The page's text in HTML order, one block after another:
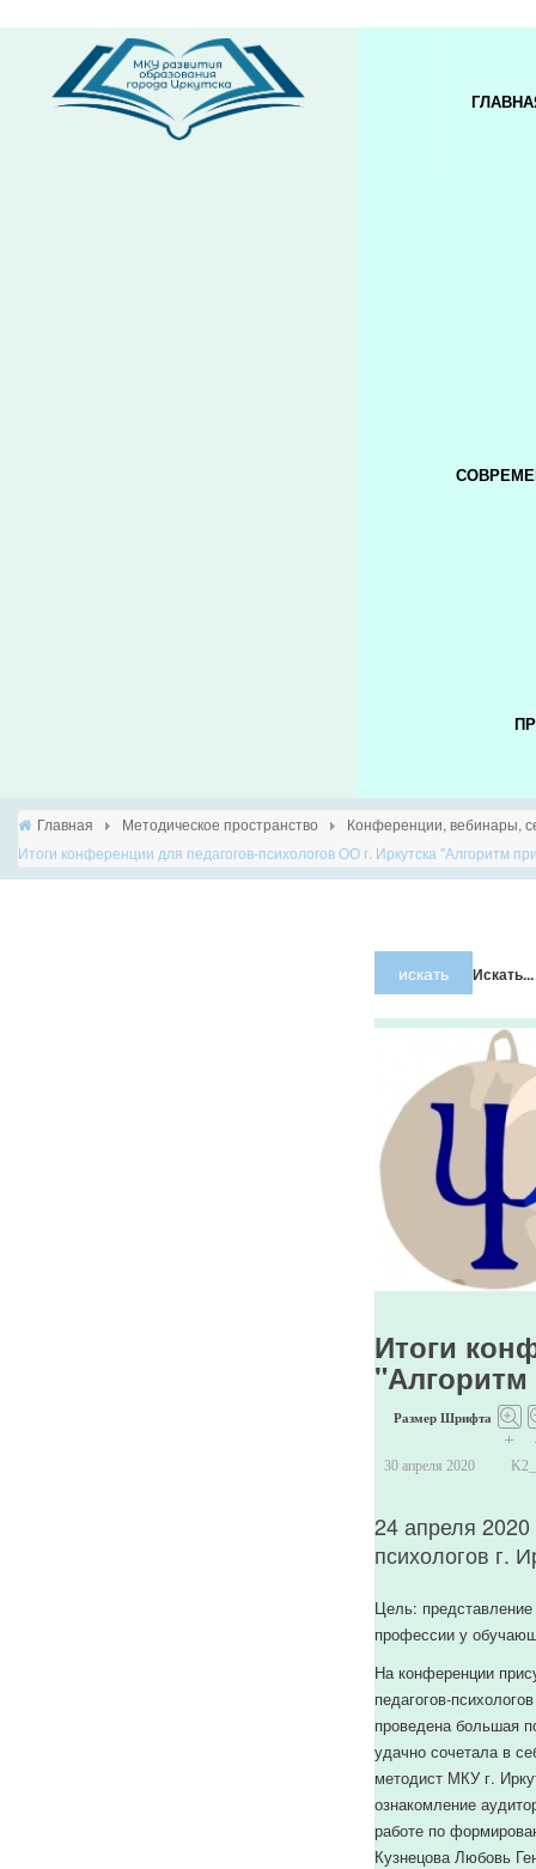
Главная Методическое пространство
Конференции, вебинары,
Итоги конференции для педагогов-психологов ОО г. Иркутска "Алгоритм
JUser:
Не
удалось
загрузить
пользователя
:_load:
удалось
пользователя
с
477.
искать Искать...
Итоги
Размер Шрифта
+
30 апреля 2020
24 апреля
психологов г.
Цель:
профессии у
На конференции
педагогов-
проведена большая
удачно сочетала в
методист МКУ г.
ознакомление
работе по
Кузнецова Любовь